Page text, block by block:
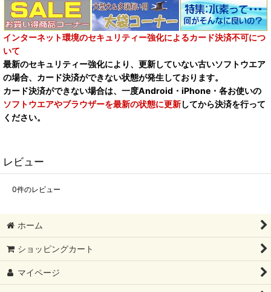
インターネット環境のセキュリティー強化によるカード決済不可につ
いて
最新のセキュリティー強化により、更新していない古いソフトウエア
の場合、カード決済ができない状態が発生しております。
カード決済ができない場合は、一度Android・iPhone・各お使いの
ソフトウエアやブラウザーを最新の状態に更新してから決済を行って
ください。
レビュー
0件のレビュー
ホーム
ショッピングカート
マイページ